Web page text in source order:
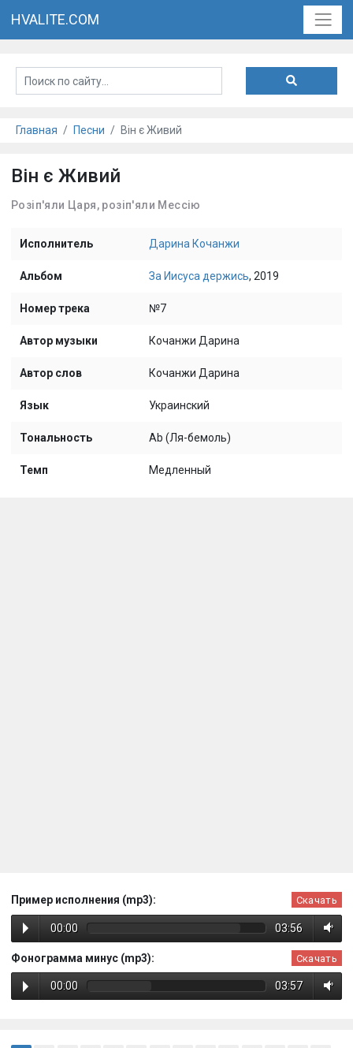
HVALITE.COM
Главная Песни Він є Живий
Він є Живий
Розіп'яли Царя, розіп'яли Мессію
Исполнитель Дарина Кочанжи
Альбом За Иисуса держись, 2019
Номер трека №7
Автор музыки Кочанжи Дарина
Автор слов Кочанжи Дарина
Язык Украинский
Тональность Ab (Ля-бемоль)
Темп Медленный
Пример исполнения (mp3): Скачать
00:00 03:56
Фонограмма минус (mp3): Скачать
00:00 03:57